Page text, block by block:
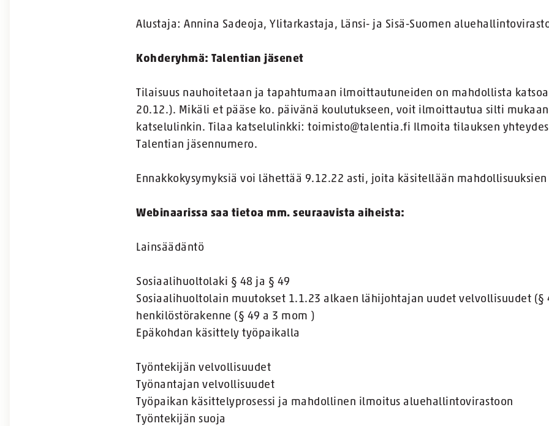
Alustaja: Annina Sadeoja, Ylitarkastaja, Länsi- ja Sisä-Suomen
Kohderyhmä: Talentian jäsenet
Tilaisuus nauhoitetaan ja tapahtumaan ilmoittautuneiden on mahdollista
20.12.). Mikäli et pääse ko. päivänä koulutukseen, voit ilmoittautua silti
katselulinkin. Tilaa katselulinkki: toimisto@talentia.fi Ilmoita tilauksen
Talentian jäsennumero.
Ennakkokysymyksiä voi lähettää 9.12.22 asti, joita käsitellään
Webinaarissa saa tietoa mm. seuraavista aiheista:
Lainsäädäntö
Sosiaalihuoltolaki § 48 ja § 49
Sosiaalihuoltolain muutokset 1.1.23 alkaen lähijohtajan uudet velvollisuudet (§
henkilöstörakenne (§ 49 a 3 mom )
Epäkohdan käsittely työpaikalla
Työntekijän velvollisuudet
Työnantajan velvollisuudet
Työpaikan käsittelyprosessi ja mahdollinen ilmoitus aluehallintovirastoon
Työntekijän suoja